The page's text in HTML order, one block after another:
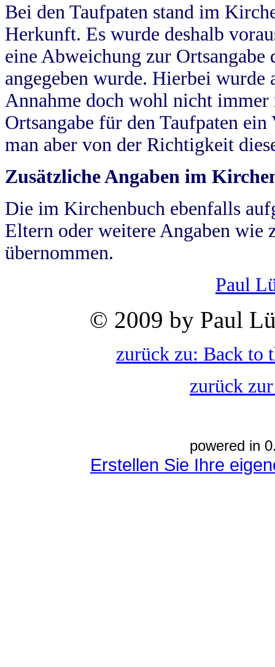
Bei den Taufpaten stand im
Herkunft. Es wurde deshalb
eine Abweichung zur
angegeben wurde. Hierbei wurde
Annahme doch wohl nicht
Ortsangabe für den Taufpaten
man aber von der Richtigkeit
Zusätzliche Angaben im
Die im Kirchenbuch ebenfalls
Eltern oder weitere Angaben wie
übernommen.
Paul
© 2009 by Paul
zurück zu: Back to
zurück
powered in
Erstellen Sie Ihre